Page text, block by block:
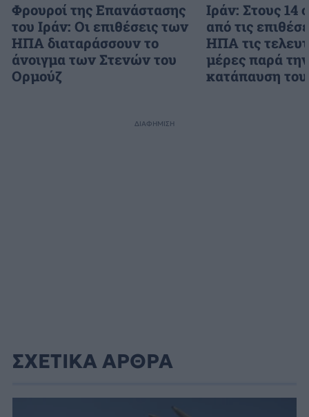
Φρουροί της Επανάστασης
του Ιράν: Οι επιθέσεις των
ΗΠΑ διαταράσσουν το
άνοιγμα των Στενών του
Ορμούζ
Ιράν: Στους 14
από τις
ΗΠΑ τις
μέρες παρά
κατάπαυση
ΔΙΑΦΗΜΙΣΗ
ΣΧΕΤΙΚΑ ΑΡΘΡΑ